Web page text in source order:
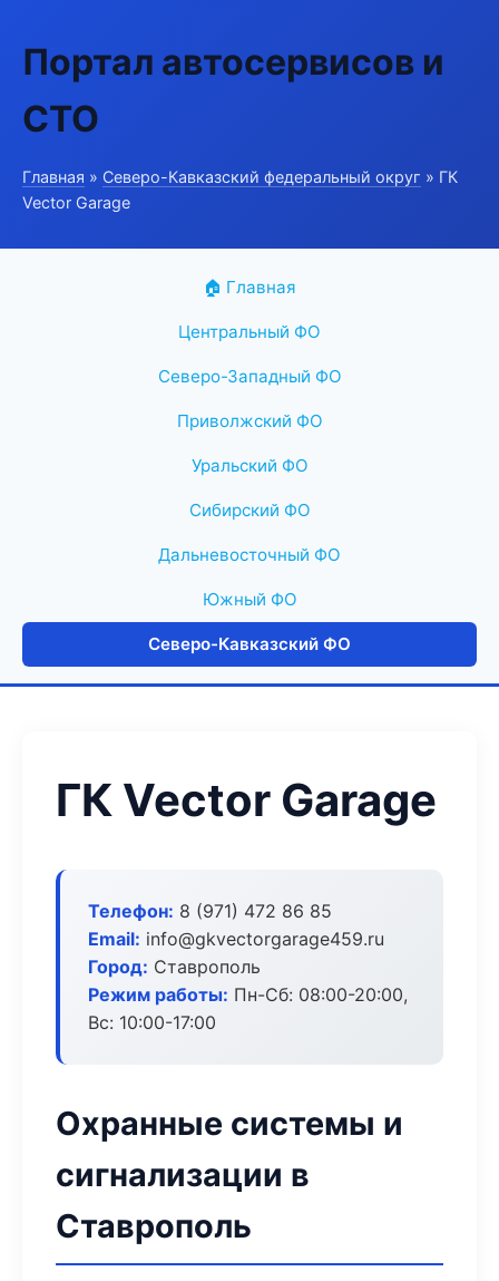
Портал автосервисов и
СТО
Главная » Северо-Кавказский федеральный округ » ГК
Vector Garage
🏠 Главная
Центральный ФО
Северо-Западный ФО
Приволжский ФО
Уральский ФО
Сибирский ФО
Дальневосточный ФО
Южный ФО
Северо-Кавказский ФО
ГК Vector Garage
Телефон: 8 (971) 472 86 85
Email: info@gkvectorgarage459.ru
Город: Ставрополь
Режим работы: Пн-Сб: 08:00-20:00,
Вс: 10:00-17:00
Охранные системы и
сигнализации в
Ставрополь